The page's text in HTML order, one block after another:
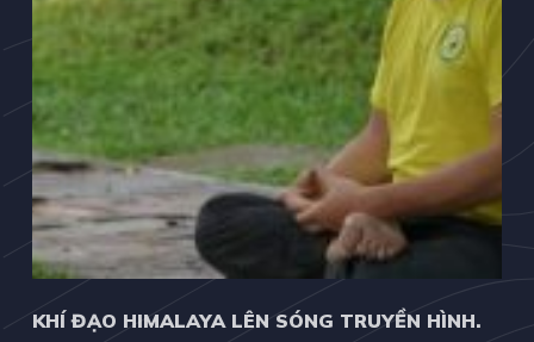
KHÍ ĐẠO HIMALAYA LÊN SÓNG TRUYỀN HÌNH.